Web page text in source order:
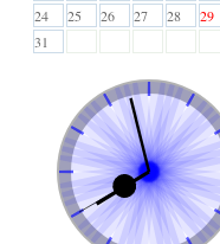
24
25 26 27 28 29
31